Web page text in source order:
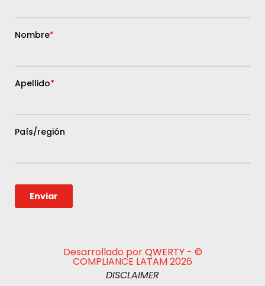
Desarrollado porQWERTY- ©
COMPLIANCE LATAM 2026
DISCLAIMER